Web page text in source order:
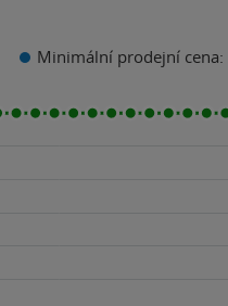
Minimální prodejní cena: